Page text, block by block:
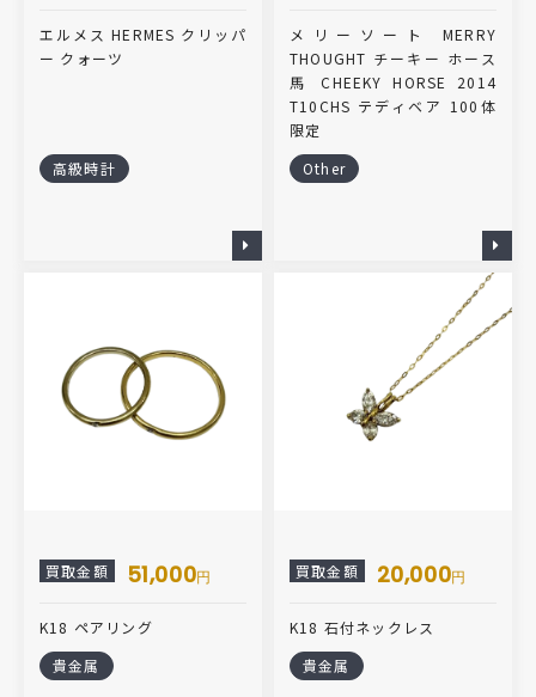
エルメス HERMES クリッパ
ー クォーツ
高級時計
メリーソート MERRY
THOUGHT チーキー ホース
馬 CHEEKY HORSE 2014
T10CHS テディベア 100体
限定
Other
買取金額 51,000円
K18 ペアリング
貴金属
買取金額 20,000円
K18 石付ネックレス
貴金属